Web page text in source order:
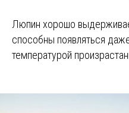
Люпин хорошо
способны появляться
температурой